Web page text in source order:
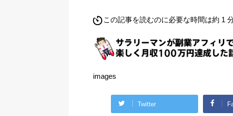
この記事を読むのに必要な時間は約 1 分
images
Twitter